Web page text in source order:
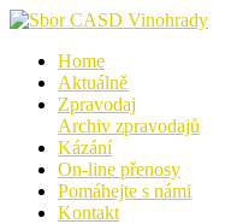
Home
Aktuálně
Zpravodaj
Archiv zpravodajů
Kázání
On-line přenosy
Pomáhejte s námi
Kontakt